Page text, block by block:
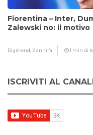
Fiorentina – Inter,
Zalewski no: il motivo
Digitrend, 2 anni fa 1 min di
ISCRIVITI AL